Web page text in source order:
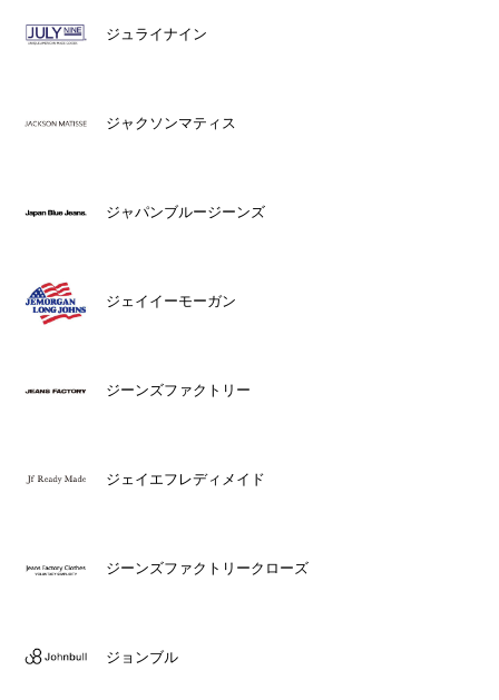
ジュライナイン
ジャクソンマティス
ジャパンブルージーンズ
ジェイイーモーガン
ジーンズファクトリー
ジェイエフレディメイド
ジーンズファクトリークローズ
ジョンブル